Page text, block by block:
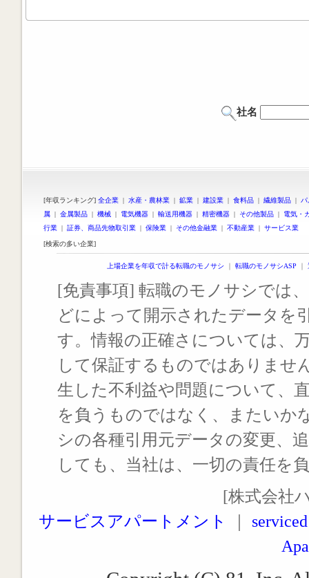
社名
[年収ランキング] 全企業 | 水産・農林業 | 鉱業 | 建設業 | 食料品 | 繊維製品 |
属 | 金属製品 | 機械 | 電気機器 | 輸送用機器 | 精密機器 | その他製品 | 電気・
行業 | 証券、商品先物取引業 | 保険業 | その他金融業 | 不動産業 | サービス業
[検索の多い企業]
上場企業を年収で計る転職のモノサシ ｜ 転職のモノサシASP ｜
[免責事項] 転職のモノサシでは
どによって開示されたデータを
す。情報の正確さについては、
して保証するものではありませ
生した不利益や問題について、
を負うものではなく、またいか
シの各種引用元データの変更、
しても、当社は、一切の責任を
[株式会社
サービスアパートメント